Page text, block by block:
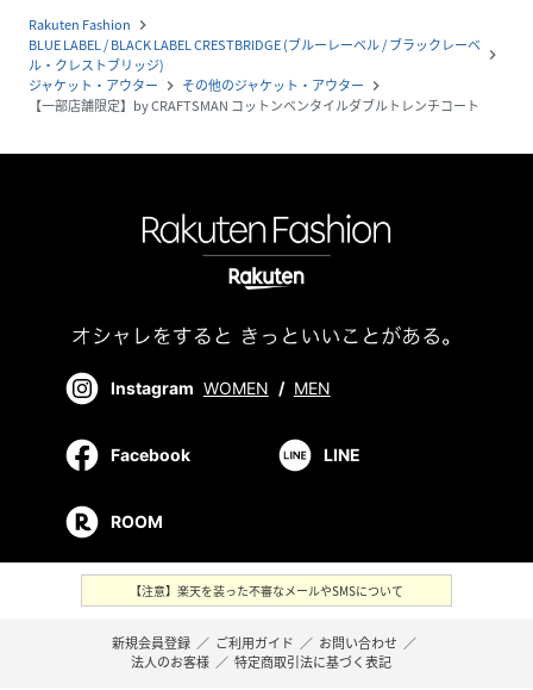
Rakuten Fashion navigate_next
BLUE LABEL / BLACK LABEL CRESTBRIDGE (ブルーレーベル / ブラックレーベ
ル・クレストブリッジ)
navigate_next
ジャケット・アウター navigate_next その他のジャケット・アウター navigate_next
【一部店舗限定】by CRAFTSMAN コットンベンタイルダブルトレンチコート
Instagram WOMEN / MEN
Facebook LINE
ROOM
【注意】楽天を装った不審なメールやSMSについて
新規会員登録 ／ ご利用ガイド ／ お問い合わせ ／
法人のお客様 ／ 特定商取引法に基づく表記